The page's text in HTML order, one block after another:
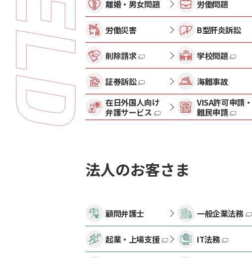
離婚・男女問題 労働問題
労働災害 B型肝炎訴訟
削除請求 学校問題
証券訴訟
海難事故
在日外国人向け
弁護サービス
VISA許可申請・
難民申請
法人のお客さま
顧問弁護士 一般企業法務
起業・上場支援 IT法務